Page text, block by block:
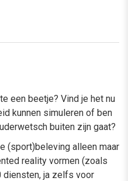
een beetje? Vind je het nu
kunnen simuleren of ben
buiten zijn gaat?
(sport)beleving alleen maar
reality vormen (zoals
diensten, ja zelfs voor